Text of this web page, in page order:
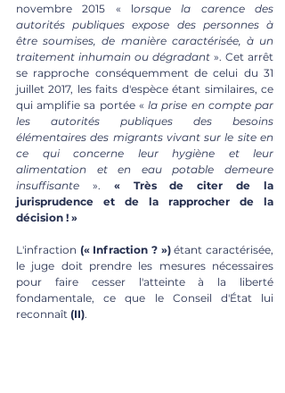
novembre 2015 « lorsque la carence des
autorités publiques expose des personnes à
être soumises, de manière caractérisée, à un
traitement inhumain ou dégradant ». Cet arrêt
se rapproche conséquemment de celui du 31
juillet 2017, les faits d'espèce étant similaires, ce
qui amplifie sa portée « la prise en compte par
les autorités publiques des besoins
élémentaires des migrants vivant sur le site en
ce qui concerne leur hygiène et leur
alimentation et en eau potable demeure
insuffisante ». « Très de citer de la
jurisprudence et de la rapprocher de la
décision ! »
L'infraction (« Infraction ? ») étant caractérisée,
le juge doit prendre les mesures nécessaires
pour faire cesser l'atteinte à la liberté
fondamentale, ce que le Conseil d'État lui
reconnaît (II).